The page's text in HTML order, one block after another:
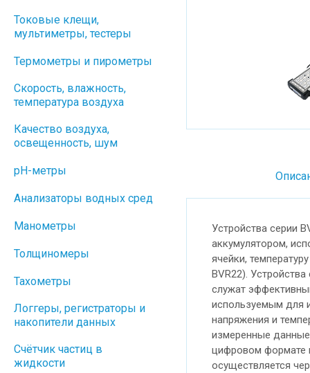
Устройства серии
аккумулятором,
ячейки,
BVR22).
служат
используемым для
напряжения и
измеренные
цифровом формате
осуществляется
Токовые клещи,
мультиметры, тестеры
Термометры и пирометры
Скорость, влажность,
температура воздуха
Качество воздуха,
освещенность, шум
pH-метры
Анализаторы водных сред
Манометры
Толщиномеры
Тахометры
Логгеры, регистраторы и
накопители данных
Cчётчик частиц в
жидкости